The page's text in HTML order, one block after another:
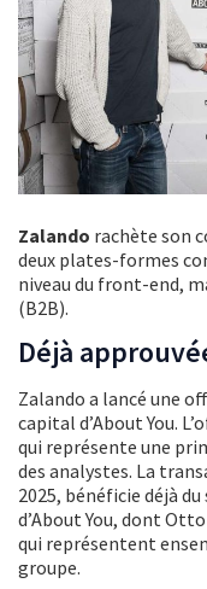
Zalando rachète son
deux plates-formes
niveau du front-end,
(B2B).
Déjà
Zalando a lancé une
capital d’About You.
qui représente une
des analystes. La
2025, bénéficie déjà
d’About You, dont
qui représentent
groupe.